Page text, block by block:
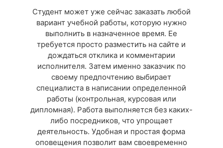
Студент может уже сейчас заказать любой
вариант учебной работы, которую нужно
выполнить в назначенное время. Ее
требуется просто разместить на сайте и
дождаться отклика и комментарии
исполнителя. Затем именно заказчик по
своему предпочтению выбирает
специалиста в написании определенной
работы (контрольная, курсовая или
дипломная). Работа выполняется без каких-
либо посредников, что упрощает
деятельность. Удобная и простая форма
оповещения позволит вам своевременно